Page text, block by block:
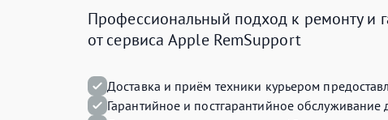
Профессиональный подход к ремонту и
от сервиса Apple RemSupport
Доставка и приём техники курьером
Гарантийное и постгарантийное обслуживание